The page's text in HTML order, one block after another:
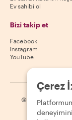
Ev sahibi ol
Bizi takip et
Facebook
Instagram
YouTube
© 2026
Çerez